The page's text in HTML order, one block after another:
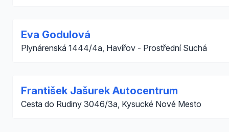
Eva Godulová
Plynárenská 1444/4a, Havířov - Prostřední Suchá
František Jašurek Autocentrum
Cesta do Rudiny 3046/3a, Kysucké Nové Mesto